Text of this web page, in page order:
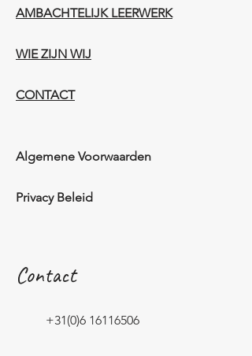
AMBACHTELIJK LEERWERK​
WIE ZIJN WIJ​​
CONTACT
Algemene Voorwaarden
Privacy Beleid
Contact
+31(0)6 16116506